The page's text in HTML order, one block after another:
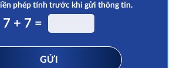
phép tính trước khi gửi thông tin.
7 + 7 =
GỬI